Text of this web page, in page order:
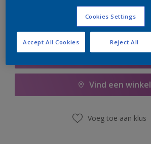
Vind een winkel
Voeg toe aan klus
Cookies Settings
Reject All
Accept All Cookies